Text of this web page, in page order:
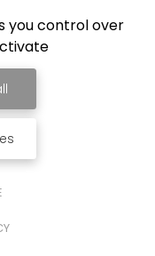
you control over